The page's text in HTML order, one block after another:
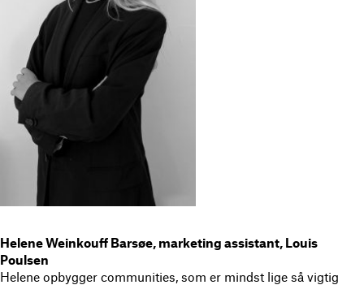
Helene Weinkouff Barsøe, marketing assistant, Louis
Poulsen
Helene opbygger communities, som er mindst lige så vigtig